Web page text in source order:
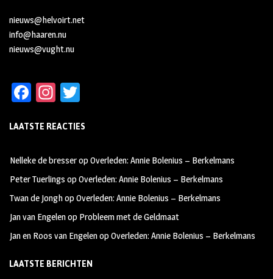
nieuws@helvoirt.net
info@haaren.nu
nieuws@vught.nu
Fa
b
oo
k
In
ag
m
tt
LAATSTE REACTIES
Nelleke de bresseropOverleden: Annie Bolenius – Berkelmans
Peter Tuerlings opOverleden: Annie Bolenius – Berkelmans
Twan de JonghopOverleden: Annie Bolenius – Berkelmans
Jan van Engelenop Probleem met de Geldmaat
Jan en Roos van EngelenopOverleden: Annie Bolenius – Berkelmans
LAATSTE BERICHTEN